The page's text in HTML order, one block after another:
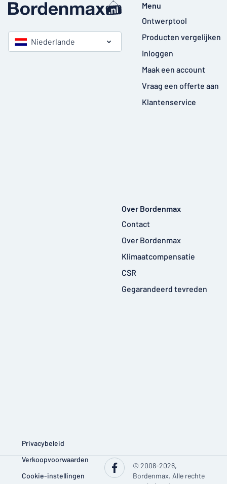
Niederlande
Menu
Ontwerptool
Producten vergelijken
Inloggen
Maak een account
Vraag een offerte aan
Klantenservice
Over Bordenmax
Contact
Over Bordenmax
Klimaatcompensatie
CSR
Gegarandeerd tevreden
Privacybeleid
Verkoopvoorwaarden
Cookie-instellingen
© 2008-2026,
Bordenmax. Alle rechte